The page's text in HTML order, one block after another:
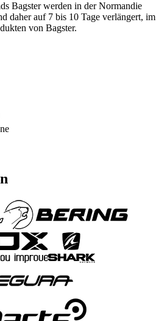
Bagster werden in der Normandie
daher auf 7 bis 10 Tage verlängert, im
von Bagster.